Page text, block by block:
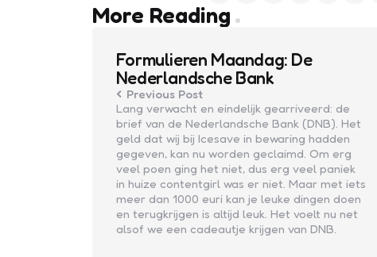
More Reading
Post
navigation
Formulieren Maandag: De
Nederlandsche Bank
Previous Post
Lang verwacht en eindelijk gearriveerd: de
brief van de Nederlandsche Bank (DNB). Het
geld dat wij bij Icesave in bewaring hadden
gegeven, kan nu worden geclaimd. Om erg
veel poen ging het niet, dus erg veel paniek
in huize contentgirl was er niet. Maar met iets
meer dan 1000 euri kan je leuke dingen doen
en terugkrijgen is altijd leuk. Het voelt nu net
alsof we een cadeautje krijgen van DNB.